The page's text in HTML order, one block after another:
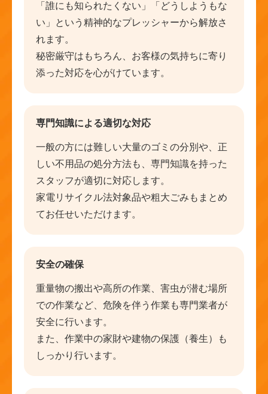
「誰にも知られたくない」「どうしようもな
い」という精神的なプレッシャーから解放さ
れます。
秘密厳守はもちろん、お客様の気持ちに寄り
添った対応を心がけています。
専門知識による適切な対応
一般の方には難しい大量のゴミの分別や、正
しい不用品の処分方法も、専門知識を持った
スタッフが適切に対応します。
家電リサイクル法対象品や粗大ごみもまとめ
てお任せいただけます。
安全の確保
重量物の搬出や高所の作業、害虫が潜む場所
での作業など、危険を伴う作業も専門業者が
安全に行います。
また、作業中の家財や建物の保護（養生）も
しっかり行います。